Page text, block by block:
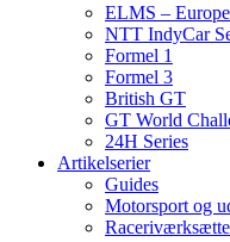
ELMS –
NTT IndyCar
Formel 1
Formel 3
British GT
GT World
24H Series
Artikelserier
Guides
Motorsport og